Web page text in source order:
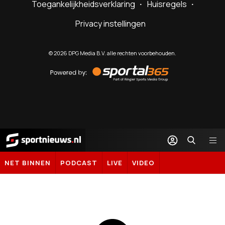
Toegankelijkheidsverklaring
Huisregels
Privacy instellingen
©2026 DPG Media B.V. alle rechten voorbehouden.
by
Sportal365
Sportnieuws.nl
NET BINNEN PODCAST LIVE VIDEO